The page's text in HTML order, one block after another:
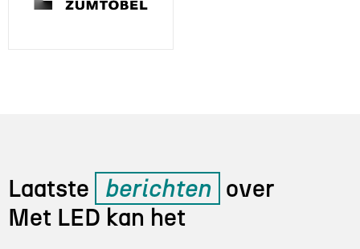
Laatste berichten over
Met LED kan het